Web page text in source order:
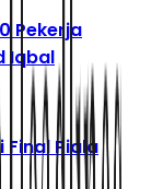
Pekerja
Iqbal
Final Piala